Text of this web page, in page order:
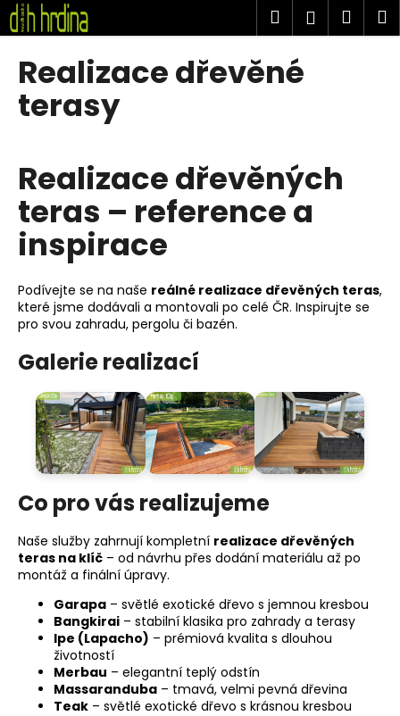
Přejít
na
obsah
Hledat
Realizace dřevěné
terasy
Realizace dřevěných
teras – reference a
inspirace
Podívejte se na naše reálné realizace dřevěných teras,
které jsme dodávali a montovali po celé ČR. Inspirujte se
pro svou zahradu, pergolu či bazén.
Galerie realizací
Co pro vás realizujeme
Naše služby zahrnují kompletní realizace dřevěných
teras na klíč – od návrhu přes dodání materiálu až po
montáž a finální úpravy.
Garapa – světlé exotické dřevo s jemnou kresbou
Bangkirai – stabilní klasika pro zahrady a terasy
Ipe (Lapacho) – prémiová kvalita s dlouhou
životností
Merbau – elegantní teplý odstín
Massaranduba – tmavá, velmi pevná dřevina
Teak – světlé exotické dřevo s krásnou kresbou
K
o
C
o
o
t
ř
e
b
u
j
e
t
e
t
?
HLEDAT